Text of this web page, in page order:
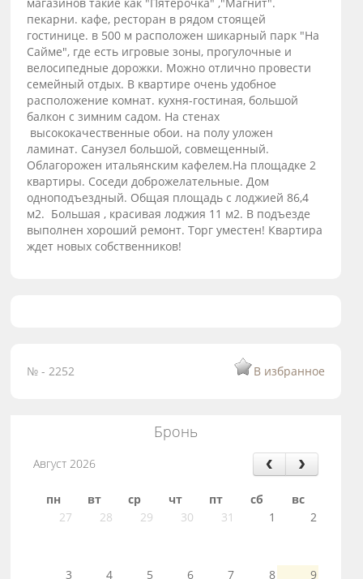
пекарни. кафе, ресторан в рядом стоящей
гостинице. в 500 м расположен шикарный парк "На
Сайме", где есть игровые зоны, прогулочные и
велосипедные дорожки. Можно отлично провести
семейный отдых. В квартире очень удобное
расположение комнат. кухня-гостиная, большой
балкон с зимним садом. На стенах
высококачественные обои. на полу уложен
ламинат. Санузел большой, совмещенный.
Облагорожен итальянским кафелем.На площадке 2
квартиры. Соседи доброжелательные. Дом
одноподъездный. Общая площадь с лоджией 86,4
м2. Большая , красивая лоджия 11 м2. В подъезде
выполнен хороший ремонт. Торг уместен! Квартира
ждет новых собственников!
№ - 2252 В избранное
Бронь
Август 2026
пн вт ср чт пт сб
вс
27
28 29 30 31 1 2
3 4 5 6 7 8 9